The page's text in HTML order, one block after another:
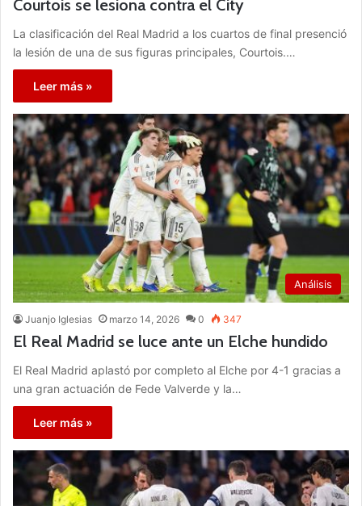
Courtois se lesiona contra el City
La clasificación del Real Madrid a los cuartos de final presenció
la lesión de una de sus figuras principales, Courtois.…
Leer más »
Análisis
Juanjo Iglesias marzo 14, 2026 0 347
El Real Madrid se luce ante un Elche hundido
El Real Madrid aplastó por completo al Elche por 4-1 gracias a
una gran actuación de Fede Valverde y la…
Leer más »